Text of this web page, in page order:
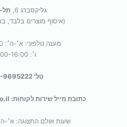
גליקסברג 6,
(איסוף מוצרים בלבד,
מענה טלפוני: א׳-ה׳: 9:00-21:30
ו׳: 9:00-16:00
טל' 050-9695222
כתובת מייל שירות לקוחות: hello@idosport.co.il
שעות אולם התצוגה: א׳-ה׳, 9:00-